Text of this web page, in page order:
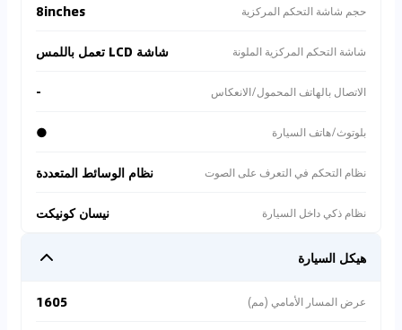
حجم شاشة التحكم المركزية 8inches
شاشة التحكم المركزية الملونة شاشة LCD تعمل باللمس
الاتصال بالهاتف المحمول/الانعكاس -
بلوتوث/هاتف السيارة ●
نظام التحكم في التعرف على الصوت نظام الوسائط المتعددة
نظام ذكي داخل السيارة نيسان كونيكت
هيكل السيارة
عرض المسار الأمامي (مم) 1605